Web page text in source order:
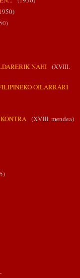
NAHI(XVIII.
OILARRARI
(XVIII. mendea)